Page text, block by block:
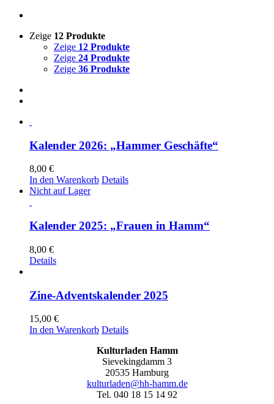
Zeige 12 Produkte
Zeige 12 Produkte
Zeige 24 Produkte
Zeige 36 Produkte
Kalender 2026: „Hammer Geschäfte“
8,00 €
In den Warenkorb Details
Nicht auf Lager
Kalender 2025: „Frauen in Hamm“
8,00 €
Details
Zine-Adventskalender 2025
15,00 €
In den Warenkorb Details
Kulturladen Hamm
Sievekingdamm 3
20535 Hamburg
kulturladen@hh-hamm.de
Tel. 040 18 15 14 92